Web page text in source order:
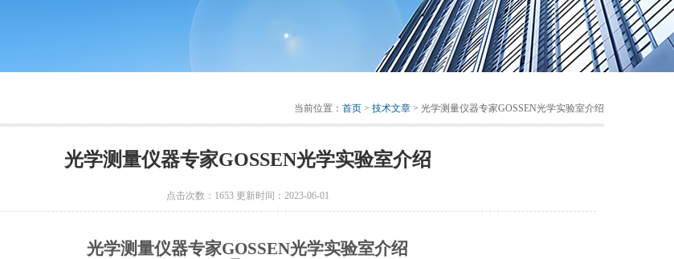
当前位置： 首页 > 技术文章 > 光学测量仪器专家GOSSEN光学实验室介绍
光学测量仪器专家GOSSEN光学实验室介绍
点击次数：1653 更新时间：2023-06-01
光学测量仪器专家GOSSEN光学实验室介绍